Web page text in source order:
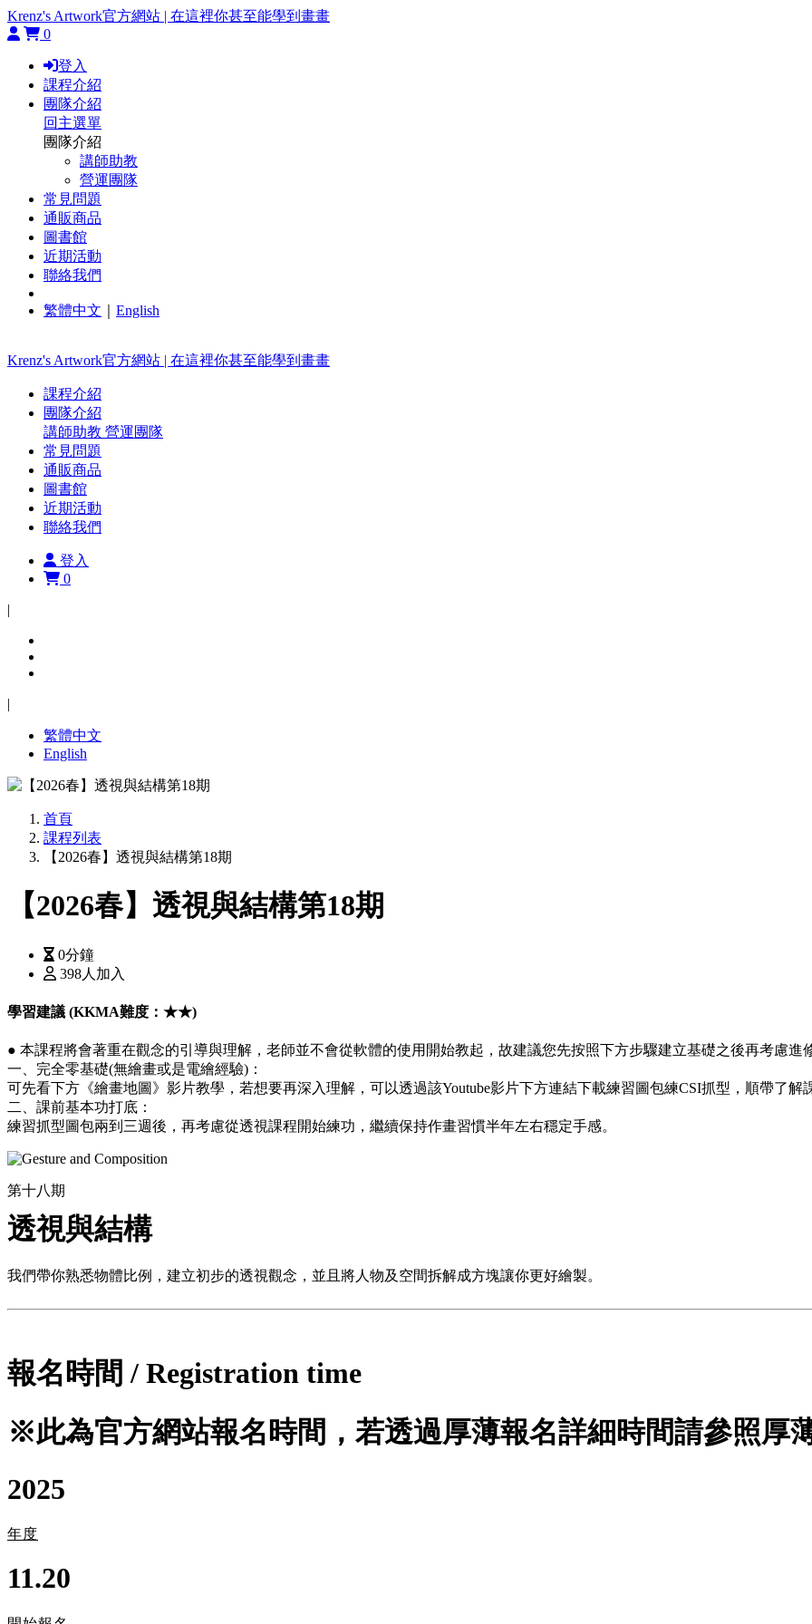
Krenz's Artwork官方網站 | 在這裡你甚至能學到畫畫
0
登入
課程介紹
團隊介紹
回主選單
團隊介紹
講師助教
營運團隊
常見問題
通販商品
圖書館
近期活動
聯絡我們
繁體中文 English
Krenz's Artwork官方網站 | 在這裡你甚至能學到畫畫
課程介紹
團隊介紹
講師助教 營運團隊
常見問題
通販商品
圖書館
近期活動
聯絡我們
登入
0
|
|
繁體中文
English
首頁
課程列表
【2026春】透視與結構第18期
【2026春】透視與結構第18期
0分鐘
398人加入
學習建議 (KKMA難度：★★)
● 本課程將會著重在觀念的引導與理解，老師並不會從軟體的使用開始教起，故建議您先按照下方步驟建立基礎之後再考慮進
一、完全零基礎(無繪畫或是電繪經驗)：
可先看下方《繪畫地圖》影片教學，若想要再深入理解，可以透過該Youtube影片下方連結下載練習圖包練CSI抓型，順帶了解
二、課前基本功打底：
練習抓型圖包兩到三週後，再考慮從透視課程開始練功，繼續保持作畫習慣半年左右穩定手感。
第十八期
透視與結構
我們帶你熟悉物體比例，建立初步的透視觀念，並且將人物及空間拆解成方塊讓你更好繪製。
報名時間 / Registration time
※此為官方網站報名時間，若透過厚薄報名詳細時間請參照厚
2025
年度
11.20